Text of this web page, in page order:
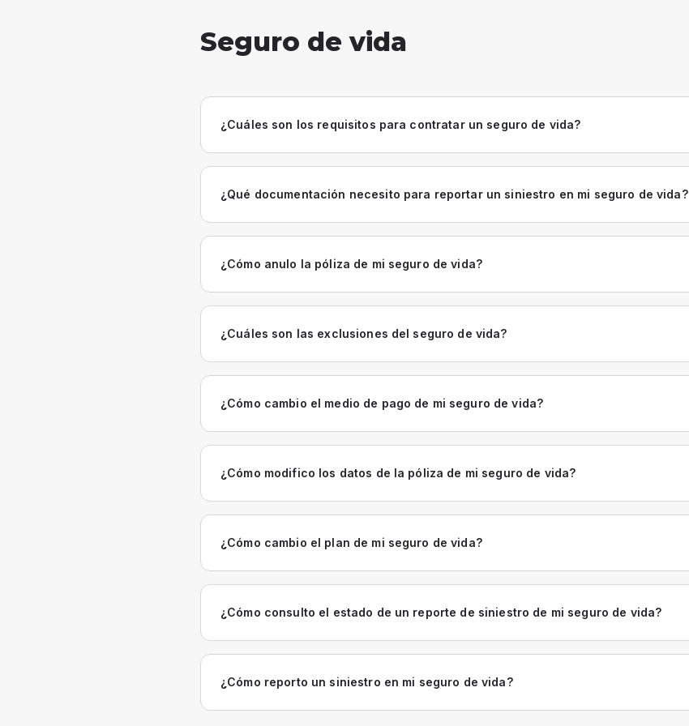
Seguro de vida
¿Cuáles son los requisitos para contratar un seguro de vida?
¿Qué documentación necesito para reportar un siniestro en mi seguro de vida?
¿Cómo anulo la póliza de mi seguro de vida?
¿Cuáles son las exclusiones del seguro de vida?
¿Cómo cambio el medio de pago de mi seguro de vida?
¿Cómo modifico los datos de la póliza de mi seguro de vida?
¿Cómo cambio el plan de mi seguro de vida?
¿Cómo consulto el estado de un reporte de siniestro de mi seguro de vida?
¿Cómo reporto un siniestro en mi seguro de vida?